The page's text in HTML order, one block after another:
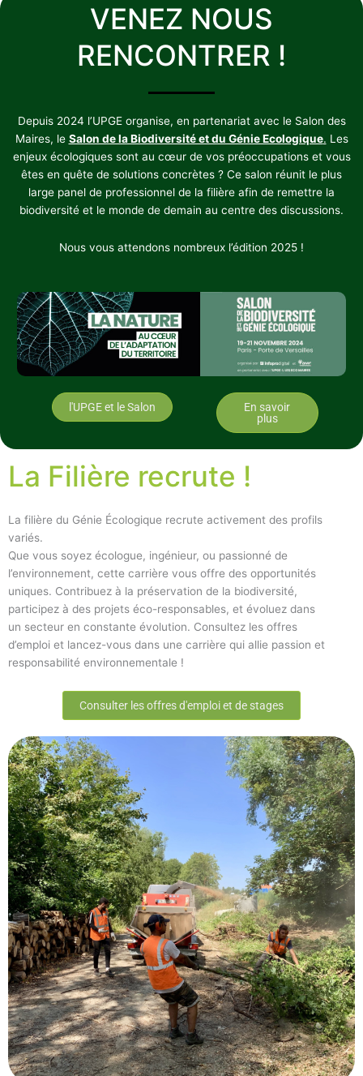
VENEZ NOUS
RENCONTRER !
Depuis 2024 l’UPGE organise, en partenariat avec le Salon des
Maires, le Salon de la Biodiversité et du Génie Ecologique. Les
enjeux écologiques sont au cœur de vos préoccupations et vous
êtes en quête de solutions concrètes ? Ce salon réunit le plus
large panel de professionnel de la filière afin de remettre la
biodiversité et le monde de demain au centre des discussions.
Nous vous attendons nombreux l’édition 2025 !
l'UPGE et le Salon
En savoir
plus
La Filière recrute !
La filière du Génie Écologique recrute activement des profils
variés.
Que vous soyez écologue, ingénieur, ou passionné de
l’environnement, cette carrière vous offre des opportunités
uniques. Contribuez à la préservation de la biodiversité,
participez à des projets éco-responsables, et évoluez dans
un secteur en constante évolution. Consultez les offres
d’emploi et lancez-vous dans une carrière qui allie passion et
responsabilité environnementale !
Consulter les offres d'emploi et de stages